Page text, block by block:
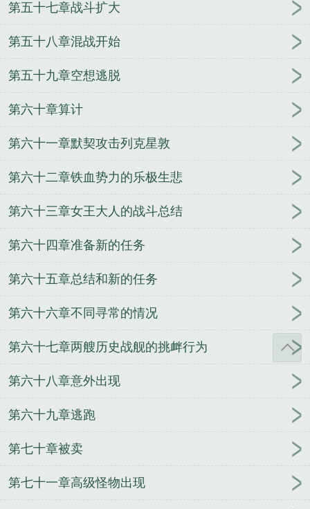
第五十七章战斗扩大
第五十八章混战开始
第五十九章空想逃脱
第六十章算计
第六十一章默契攻击列克星敦
第六十二章铁血势力的乐极生悲
第六十三章女王大人的战斗总结
第六十四章准备新的任务
第六十五章总结和新的任务
第六十六章不同寻常的情况
第六十七章两艘历史战舰的挑衅行为
第六十八章意外出现
第六十九章逃跑
第七十章被卖
第七十一章高级怪物出现